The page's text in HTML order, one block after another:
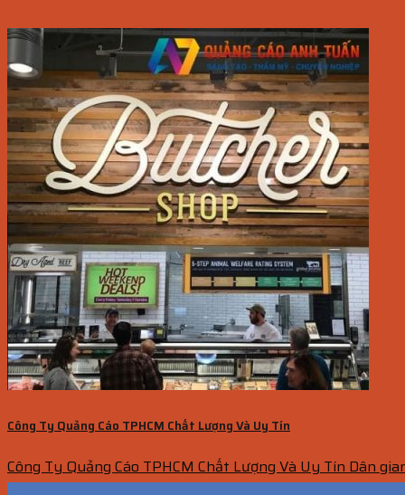
Công Ty Quảng Cáo TPHCM Chất Lượng Và Uy Tín
Công Ty Quảng Cáo TPHCM Chất Lượng Và Uy Tín Dân